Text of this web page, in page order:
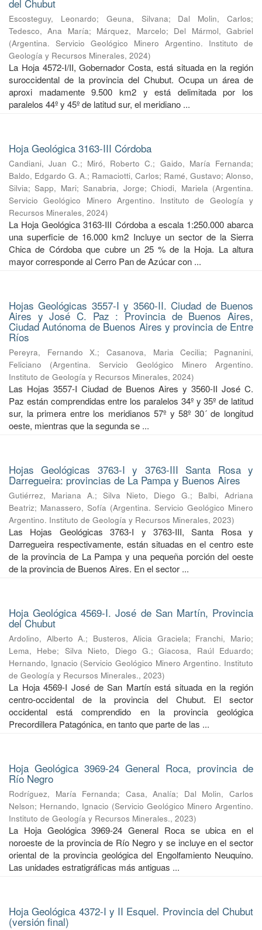
del Chubut
Escosteguy, Leonardo; Geuna, Silvana; Dal Molin, Carlos;
Tedesco, Ana María; Márquez, Marcelo; Del Mármol, Gabriel
(Argentina. Servicio Geológico Minero Argentino. Instituto de
Geología y Recursos Minerales, 2024)
La Hoja 4572-I/II, Gobernador Costa, está situada en la región
suroccidental de la provincia del Chubut. Ocupa un área de
aproxi madamente 9.500 km2 y está delimitada por los
paralelos 44º y 45º de latitud sur, el meridiano ...
Hoja Geológica 3163-III Córdoba
Candiani, Juan C.; Miró, Roberto C.; Gaido, María Fernanda;
Baldo, Edgardo G. A.; Ramaciotti, Carlos; Ramé, Gustavo; Alonso,
Silvia;Sapp, Mari;Sanabria, Jorge;Chiodi, Mariela (Argentina.
Servicio Geológico Minero Argentino. Instituto de Geología y
Recursos Minerales, 2024)
La Hoja Geológica 3163-III Córdoba a escala 1:250.000 abarca
una superficie de 16.000 km2 Incluye un sector de la Sierra
Chica de Córdoba que cubre un 25 % de la Hoja. La altura
mayor corresponde al Cerro Pan de Azúcar con ...
Hojas Geológicas 3557-I y 3560-II. Ciudad de Buenos
Aires y José C. Paz : Provincia de Buenos Aires,
Ciudad Autónoma de Buenos Aires y provincia de Entre
Ríos
Pereyra, Fernando X.;Casanova, Maria Cecilia; Pagnanini,
Feliciano
(Argentina. Servicio Geológico Minero Argentino.
Instituto de Geología y Recursos Minerales, 2024)
Las Hojas 3557-I Ciudad de Buenos Aires y 3560-II José C.
Paz están comprendidas entre los paralelos 34º y 35º de latitud
sur, la primera entre los meridianos 57º y 58º 30´ de longitud
oeste, mientras que la segunda se ...
Hojas Geológicas 3763-I y 3763-III Santa Rosa y
Darregueira: provincias de La Pampa y Buenos Aires
Gutiérrez, Mariana A.; Silva Nieto, Diego G.; Balbi, Adriana
Beatriz; Manassero, Sofía (Argentina. Servicio Geológico Minero
Argentino. Instituto de Geología y Recursos Minerales, 2023)
Las Hojas Geológicas 3763-I y 3763-III, Santa Rosa y
Darregueira respectivamente, están situadas en el centro este
de la provincia de La Pampa y una pequeña porción del oeste
de la provincia de Buenos Aires. En el sector ...
Hoja Geológica 4569-I. José de San Martín, Provincia
del Chubut
Ardolino, Alberto A.; Busteros, Alicia Graciela; Franchi, Mario;
Lema, Hebe; Silva Nieto, Diego G.;Giacosa, Raúl Eduardo;
Hernando, Ignacio (Servicio Geológico Minero Argentino. Instituto
de Geología y Recursos Minerales., 2023)
La Hoja 4569-I José de San Martín está situada en la región
centro-occidental de la provincia del Chubut. El sector
occidental está comprendido en la provincia geológica
Precordillera Patagónica, en tanto que parte de las ...
Hoja Geológica 3969-24 General Roca, provincia de
Río Negro
Rodríguez, María Fernanda; Casa, Analía; Dal Molin, Carlos
Nelson; Hernando, Ignacio (Servicio Geológico Minero Argentino.
Instituto de Geología y Recursos Minerales., 2023)
La Hoja Geológica 3969-24 General Roca se ubica en el
noroeste de la provincia de Río Negro y se incluye en el sector
oriental de la provincia geológica del Engolfamiento Neuquino.
Las unidades estratigráficas más antiguas ...
Hoja Geológica 4372-I y II Esquel. Provincia del Chubut
(versión final)